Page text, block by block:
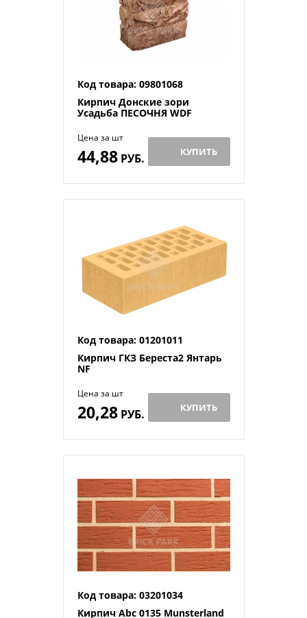
Код товара: 09801068
Кирпич Донские зори
Усадьба ПЕСОЧНЯ WDF
Цена за шт
44,88РУБ. КУПИТЬ
Код товара: 01201011
Кирпич ГКЗ Береста2 Янтарь
NF
Цена за шт
20,28РУБ. КУПИТЬ
Код товара: 03201034
Кирпич Abc 0135 Munsterland